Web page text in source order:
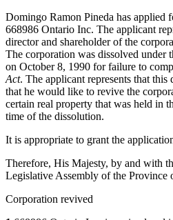
Domingo Ramon Pineda has applied
668986 Ontario Inc. The applicant
director and shareholder of the
The corporation was dissolved under
on October 8, 1990 for failure to
Act. The applicant represents that this
that he would like to revive the
certain real property that was held in
time of the dissolution.
It is appropriate to grant the
Therefore, His Majesty, by and with
Legislative Assembly of the Province
Corporation revived